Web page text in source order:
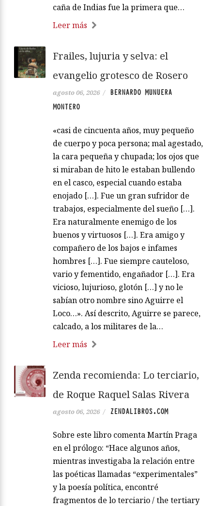
caña de Indias fue la primera que…
Leer más
Frailes, lujuria y selva: el
evangelio grotesco de Rosero
agosto 06, 2026 /
BERNARDO MUNUERA
MONTERO
«casi de cincuenta años, muy pequeño
de cuerpo y poca persona; mal agestado,
la cara pequeña y chupada; los ojos que
si miraban de hito le estaban bullendo
en el casco, especial cuando estaba
enojado […]. Fue un gran sufridor de
trabajos, especialmente del sueño […].
Era naturalmente enemigo de los
buenos y virtuosos […]. Era amigo y
compañero de los bajos e infames
hombres […]. Fue siempre cauteloso,
vario y fementido, engañador […]. Era
vicioso, lujurioso, glotón […] y no le
sabían otro nombre sino Aguirre el
Loco…». Así descrito, Aguirre se parece,
calcado, a los militares de la…
Leer más
Zenda recomienda: Lo terciario,
de Roque Raquel Salas Rivera
agosto 06, 2026 / ZENDALIBROS.COM
Sobre este libro comenta Martín Praga
en el prólogo: “Hace algunos años,
mientras investigaba la relación entre
las poéticas llamadas “experimentales”
y la poesía política, encontré
fragmentos de lo terciario / the tertiary